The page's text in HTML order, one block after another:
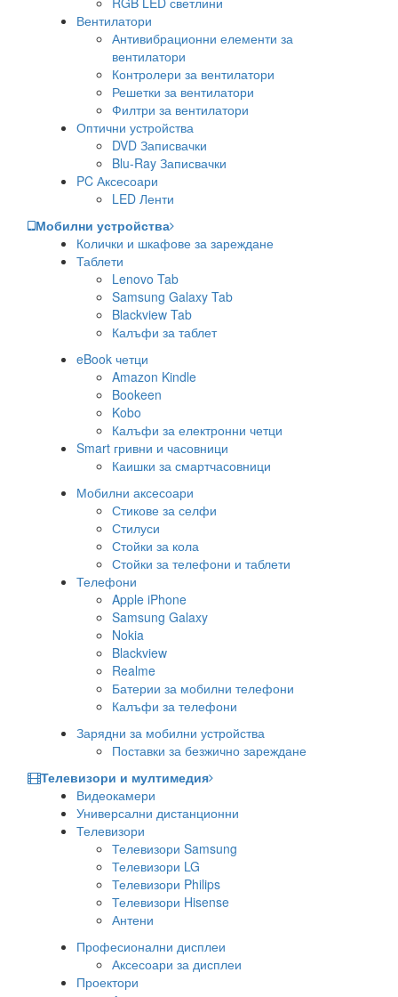
Вентилатори
Антивибрационни елементи за
вентилатори
Контролери за вентилатори
Решетки за вентилатори
Филтри за вентилатори
Оптични устройства
DVD Записвачки
Blu-Ray Записвачки
PC Аксесоари
LED Ленти
Мобилни устройства
Колички и шкафове за зареждане
Таблети
Lenovo Tab
Samsung Galaxy Tab
Blackview Tab
Калъфи за таблет
eBook четци
Amazon Kindle
Bookeen
Kobo
Калъфи за електронни четци
Smart гривни и часовници
Каишки за смартчасовници
Мобилни аксесоари
Стикове за селфи
Стилуси
Стойки за кола
Стойки за телефони и таблети
Телефони
Apple iPhone
Samsung Galaxy
Nokia
Blackview
Realme
Батерии за мобилни телефони
Калъфи за телефони
Зарядни за мобилни устройства
Поставки за безжично зареждане
Телевизори и мултимедия
Видеокамери
Универсални дистанционни
Телевизори
Телевизори Samsung
Телевизори LG
Телевизори Philips
Телевизори Hisense
Антени
Професионални дисплеи
Аксесоари за дисплеи
Проектори